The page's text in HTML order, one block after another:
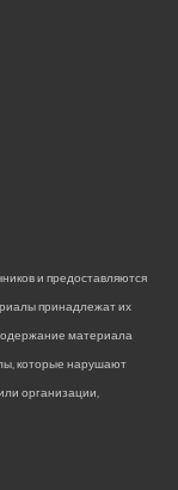
и предоставляются
принадлежат их
материала
которые нарушают
организации,